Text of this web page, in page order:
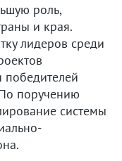
роль,
и края.
лидеров среди
поручению
системы